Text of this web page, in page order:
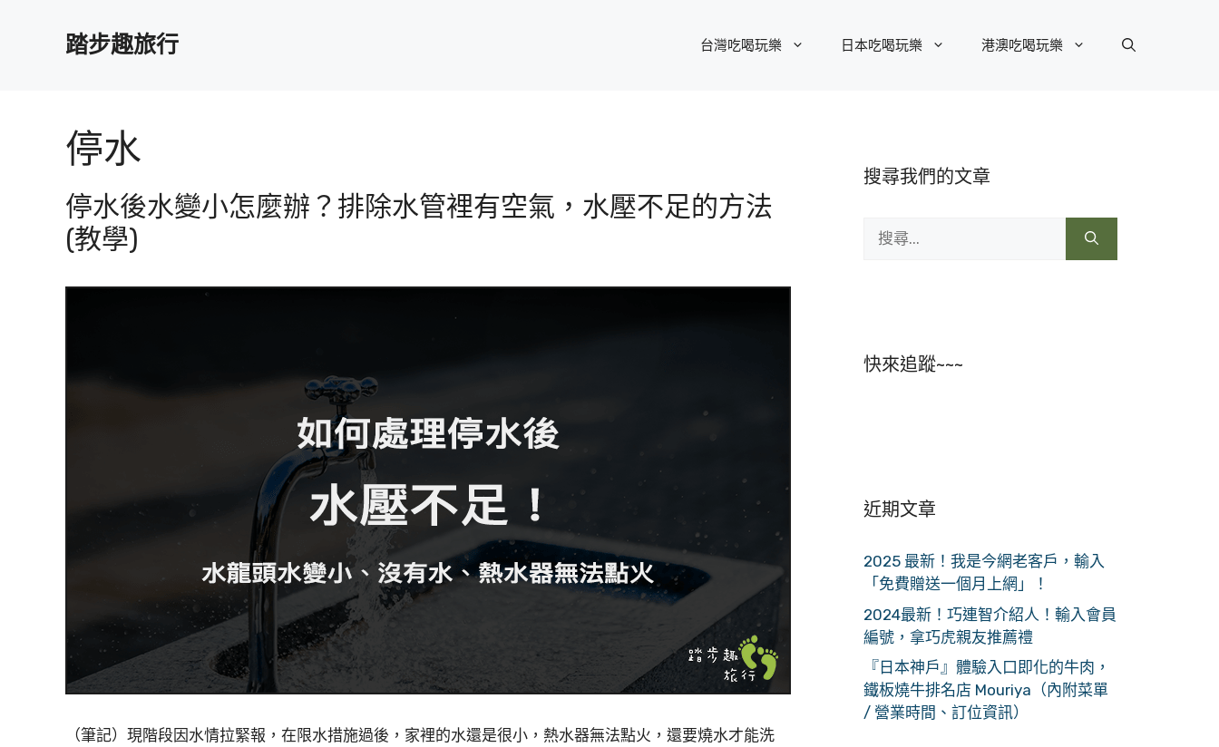
踏步趣旅行 台灣吃喝玩樂 日本吃喝玩樂 港澳吃喝玩樂
停水
停水後水變小怎麼辦？排除水管裡有空氣，水壓不足的方法
(教學)
（筆記）現階段因水情拉緊報，在限水措施過後，家裡的水還是很小，熱水器無法點火，還要燒水才能洗
搜尋我們的文章
尋:
快來追蹤~~~
近期文章
2025 最新！我是今網老客戶，輸入
「免費贈送一個月上網」！
2024最新！巧連智介紹人！輸入會員
編號，拿巧虎親友推薦禮
『日本神戶』體驗入口即化的牛肉，
鐵板燒牛排名店 Mouriya（內附菜單
/ 營業時間、訂位資訊）